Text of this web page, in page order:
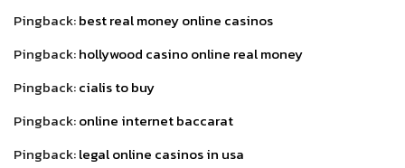
Pingback:best real money online casinos
Pingback:hollywood casino online real money
Pingback:cialis to buy
Pingback:online internet baccarat
Pingback:legal online casinos in usa